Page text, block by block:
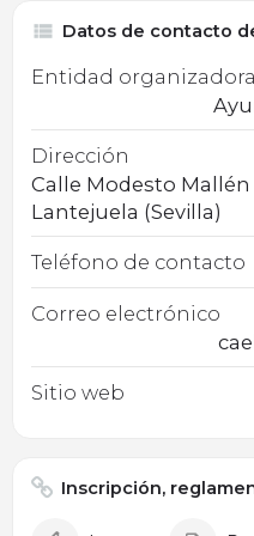
Datos de contacto
Entidad organizadora
Dirección
Calle Modesto Mallén
Lantejuela (Sevilla)
Teléfono de contacto
Correo electrónico
Sitio web
Inscripción,